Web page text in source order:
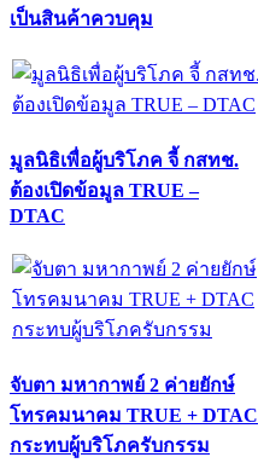
เป็นสินค้าควบคุม
มูลนิธิเพื่อผู้บริโภค จี้ กสทช.
ต้องเปิดข้อมูล TRUE –
DTAC
จับตา มหากาพย์ 2 ค่ายยักษ์
โทรคมนาคม TRUE + DTAC
กระทบผู้บริโภครับกรรม